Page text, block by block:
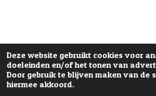
Deze website gebruikt cookies voor
doeleinden en/of het tonen van
Door gebruik te blijven maken van de
hiermee akkoord.